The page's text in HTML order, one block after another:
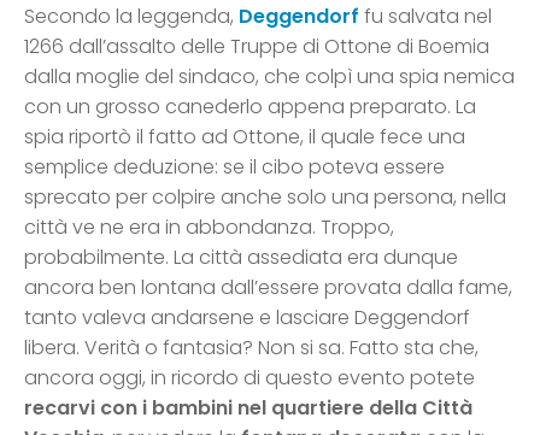
Secondo la leggenda, Deggendorf fu salvata nel
1266 dall’assalto delle Truppe di Ottone di Boemia
dalla moglie del sindaco, che colpì una spia nemica
con un grosso canederlo appena preparato. La
spia riportò il fatto ad Ottone, il quale fece una
semplice deduzione: se il cibo poteva essere
sprecato per colpire anche solo una persona, nella
città ve ne era in abbondanza. Troppo,
probabilmente. La città assediata era dunque
ancora ben lontana dall’essere provata dalla fame,
tanto valeva andarsene e lasciare Deggendorf
libera. Verità o fantasia? Non si sa. Fatto sta che,
ancora oggi, in ricordo di questo evento potete
recarvi con i bambini nel quartiere della Città